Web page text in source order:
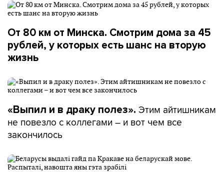
От 80 км от Минска. Смотрим дома за 45
рублей, у которых есть шанс на вторую
жизнь
«Выпил и в драку полез». Этим айтишникам
не повезло с коллегами – и вот чем все
закончилось